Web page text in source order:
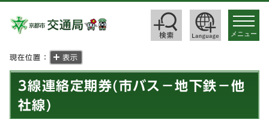
toggle
メニュー
現在位置： 表示
3線連絡定期券(市バス－地下鉄－他
社線)